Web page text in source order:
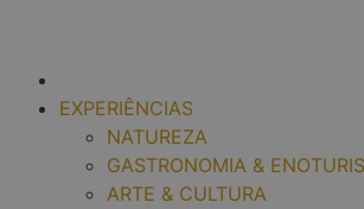
EXPERIÊNCIAS
NATUREZA
GASTRONOMIA &
ARTE & CULTURA